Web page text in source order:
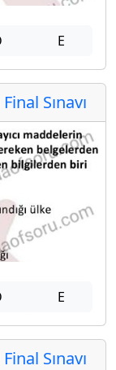
E
Sınavı
E
Sınavı